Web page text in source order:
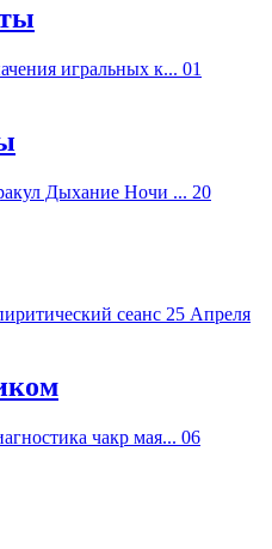
игральных к... 01
Дыхание Ночи ... 20
сеанс 25 Апреля
чакр мая... 06